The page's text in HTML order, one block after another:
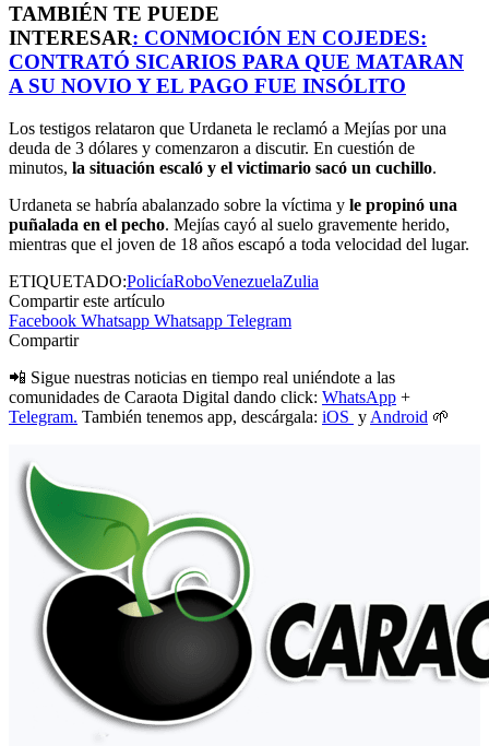
TAMBIÉN TE PUEDE
INTERESAR: CONMOCIÓN EN COJEDES:
CONTRATÓ SICARIOS PARA QUE MATARAN
A SU NOVIO Y EL PAGO FUE INSÓLITO
Los testigos relataron que Urdaneta le reclamó a Mejías por una
deuda de 3 dólares y comenzaron a discutir. En cuestión de
minutos, la situación escaló y el victimario sacó un cuchillo.
Urdaneta se habría abalanzado sobre la víctima y le propinó una
puñalada en el pecho. Mejías cayó al suelo gravemente herido,
mientras que el joven de 18 años escapó a toda velocidad del lugar.
ETIQUETADO:PolicíaRoboVenezuelaZulia
Compartir este artículo
Facebook Whatsapp Whatsapp Telegram
Compartir
📲 Sigue nuestras noticias en tiempo real uniéndote a las
comunidades de Caraota Digital dando click: WhatsApp +
Telegram. También tenemos app, descárgala: iOS y Android 🌱